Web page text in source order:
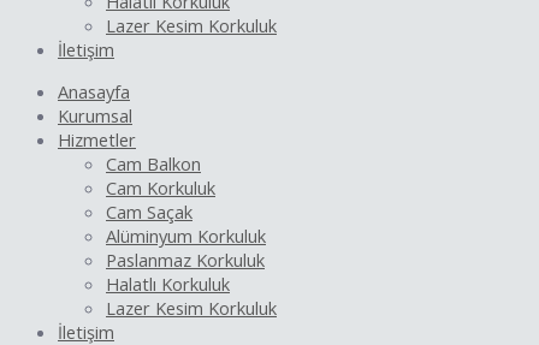
Lazer Kesim Korkuluk
İletişim
Anasayfa
Kurumsal
Hizmetler
Cam Balkon
Cam Korkuluk
Cam Saçak
Alüminyum Korkuluk
Paslanmaz Korkuluk
Halatlı Korkuluk
Lazer Kesim Korkuluk
İletişim